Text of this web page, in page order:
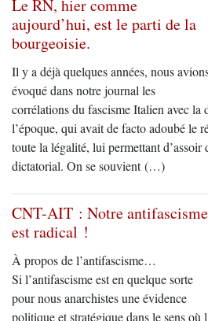
Le RN, hier comme
aujourd’hui, est le parti de la
bourgeoisie.
Il y a déjà quelques années, nous
évoqué dans notre journal les
corrélations du fascisme Italien avec la
l’époque, qui avait de facto adoubé le
toute la légalité, lui permettant
dictatorial. On se souvient (…)
CNT-AIT : Notre antifascisme
est radical !
À propos de l’antifascisme…
Si l’antifascisme est en quelque sorte
pour nous anarchistes une évidence
politique et stratégique dans le sens où